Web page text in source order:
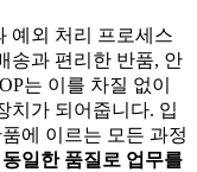
예외 처리 프로세스
송과 편리한 반품, 안
는 이를 차질 없이
치가 되어줍니다. 입
이르는 모든 과정
일한 품질로 업무를